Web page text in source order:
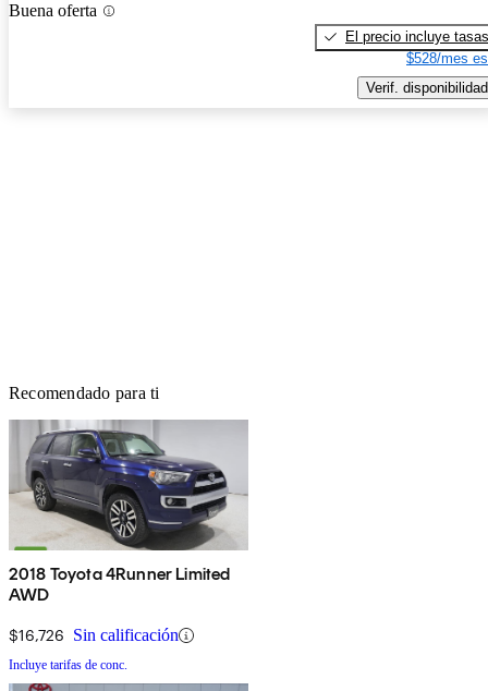
Buena oferta
El precio incluye tasas
$528/mes
Verif. disponibilidad
Recomendado para ti
2018 Toyota 4Runner Limited
AWD
$16,726 Sin calificación
Incluye tarifas de conc.